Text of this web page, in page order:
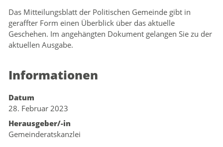
Das Mitteilungsblatt der Politischen Gemeinde gibt in
geraffter Form einen Überblick über das aktuelle
Geschehen. Im angehängten Dokument gelangen Sie zu der
aktuellen Ausgabe.
Informationen
Datum
28. Februar 2023
Herausgeber/-in
Gemeinderatskanzlei